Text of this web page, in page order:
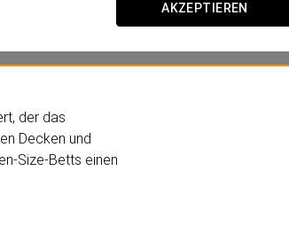
AKZEPTIEREN
der das
Decken und
Size-Betts einen